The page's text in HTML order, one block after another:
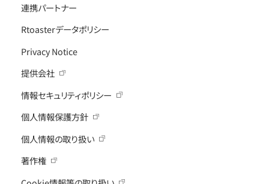
連携パートナー
Rtoasterデータポリシー
Privacy Notice
提供会社
情報セキュリティポリシー
個人情報保護方針
個人情報の取り扱い
著作権